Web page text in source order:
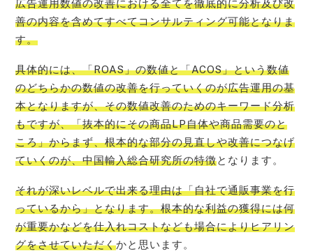
広告運用数値の改善における全てを徹底的に分析及び改
善の内容を含めてすべてコンサルティング可能となりま
す。
具体的には、「ROAS」の数値と「ACOS」という数値
のどちらかの数値の改善を行っていくのが広告運用の基
本となりますが、その数値改善のためのキーワード分析
もですが、「抜本的にその商品LP自体や商品需要のと
ころ」からまず、根本的な部分の見直しや改善につなげ
ていくのが、中国輸入総合研究所の特徴となります。
それが深いレベルで出来る理由は「自社で通販事業を行
っているから」となります。根本的な利益の獲得には何
が重要かなどを仕入れコストなども場合によりヒアリン
グをさせていただくかと思います。